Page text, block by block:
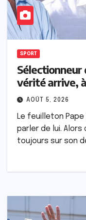
SPORT
Sélectionneur
vérité arrive,
AOÛT 5, 2026
Le feuilleton Pape
parler de lui. Alors
toujours sur son